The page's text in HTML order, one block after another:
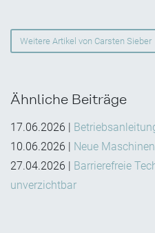
Weitere Artikel von Carsten Sieber
Ähnliche Beiträge
17.06.2026 |
10.06.2026 | Neue
27.04.2026 | Barrierefreie
unverzichtbar